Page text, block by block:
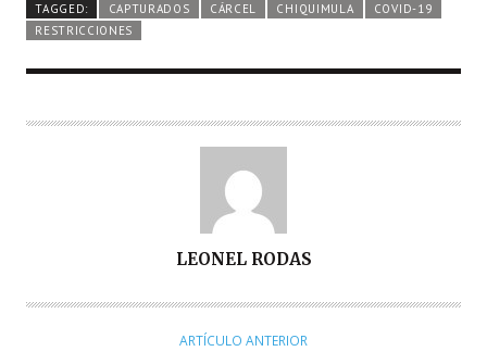
TAGGED:
CAPTURADOS CÁRCEL CHIQUIMULA
COVID-19
RESTRICCIONES
T
LEONEL RODAS
ARTÍCULO ANTERIOR